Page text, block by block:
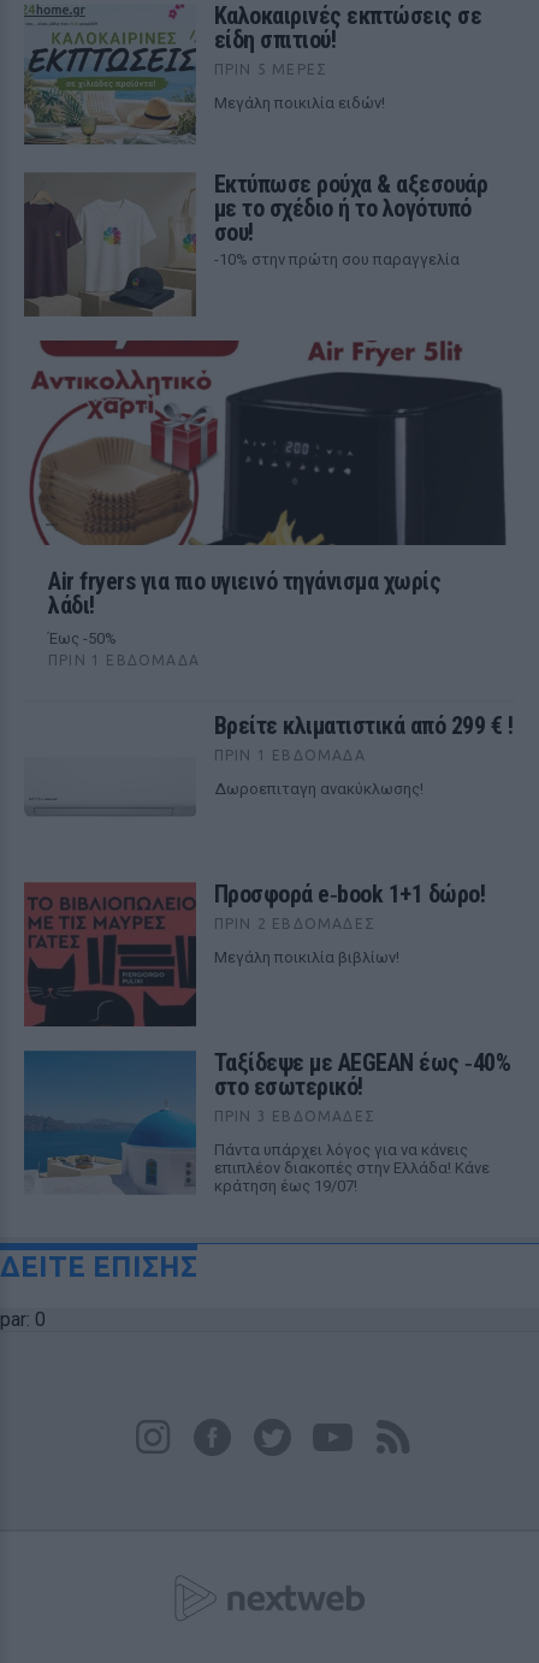
Καλοκαιρινές εκπτώσεις σε
είδη σπιτιού!
ΠΡΙΝ 5 ΜΈΡΕΣ
Μεγάλη ποικιλία ειδών!
Εκτύπωσε ρούχα & αξεσουάρ
με το σχέδιο ή το λογότυπό
σου!
-10% στην πρώτη σου παραγγελία
Air fryers για πιο υγιεινό τηγάνισμα χωρίς
λάδι!
Έως -50%
ΠΡΙΝ 1 ΕΒΔΟΜΆΔΑ
Βρείτε κλιματιστικά από 299 € !
ΠΡΙΝ 1 ΕΒΔΟΜΆΔΑ
Δωροεπιταγη ανακύκλωσης!
Προσφορά e‑book 1+1 δώρο!
ΠΡΙΝ 2 ΕΒΔΟΜΆΔΕΣ
Μεγάλη ποικιλία βιβλίων!
Ταξίδεψε με AEGEAN έως ‑40%
στο εσωτερικό!
ΠΡΙΝ 3 ΕΒΔΟΜΆΔΕΣ
Πάντα υπάρχει λόγος για να κάνεις
επιπλέον διακοπές στην Ελλάδα! Κάνε
κράτηση έως 19/07!
ΔΕΙΤΕ ΕΠΙΣΗΣ
par: 0